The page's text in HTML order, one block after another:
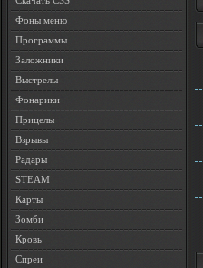
Фоны меню
Программы
Заложники
Выстрелы
Фонарики
Прицелы
Взрывы
Радары
STEAM
Карты
Зомби
Кровь
Спреи